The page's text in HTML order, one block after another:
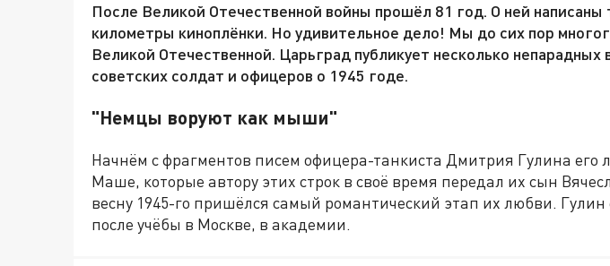
После Великой Отечественной войны прошёл 81 год. О ней написаны
километры киноплёнки. Но удивительное дело! Мы до сих пор
Великой Отечественной. Царьград публикует несколько непарадных
советских солдат и офицеров о 1945 годе.
"Немцы воруют как мыши"
Начнём с фрагментов писем офицера-танкиста Дмитрия Гулина его
Маше, которые автору этих строк в своё время передал их сын
весну 1945-го пришёлся самый романтический этап их любви. Гулин
после учёбы в Москве, в академии.